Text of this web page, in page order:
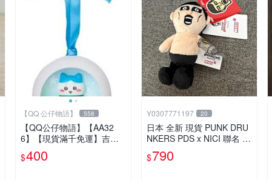
【QQ 公仔物語】 558
【QQ公仔物語】【AA32
6】【現貨滿千免運】吉伊
卡哇 Chiikawa Anymy賞 冬
季 F賞 雪屋裝飾 小八款 日
$400
Y0307771197 20
日本 全新 現貨 PUNK DRU
NKERS PDS x NICI 聯名 鑰
匙圈娃娃 那傢伙-A款
$790